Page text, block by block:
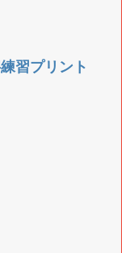
習プリント